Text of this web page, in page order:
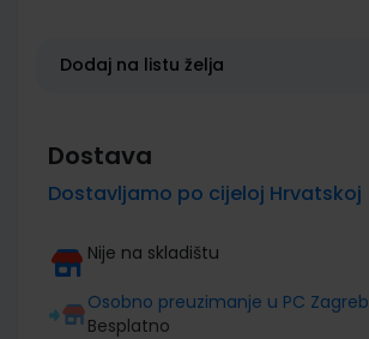
galleryDodaj na listu želja
Dostava
Dostavljamo po cijeloj Hrvatskoj
Nije na skladištu
Osobno preuzimanje u PC Zagreb
Besplatno